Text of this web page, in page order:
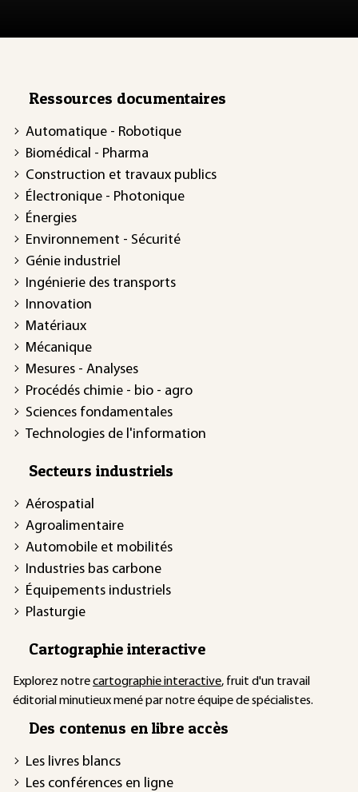
Ressources documentaires
Automatique - Robotique
Biomédical - Pharma
Construction et travaux publics
Électronique - Photonique
Énergies
Environnement - Sécurité
Génie industriel
Ingénierie des transports
Innovation
Matériaux
Mécanique
Mesures - Analyses
Procédés chimie - bio - agro
Sciences fondamentales
Technologies de l'information
Secteurs industriels
Aérospatial
Agroalimentaire
Automobile et mobilités
Industries bas carbone
Équipements industriels
Plasturgie
Cartographie interactive
Explorez notrecartographie interactive, fruit d'un travail
éditorial minutieux mené par notre équipe de spécialistes.
Des contenus en libre accès
Les livres blancs
Les conférences en ligne